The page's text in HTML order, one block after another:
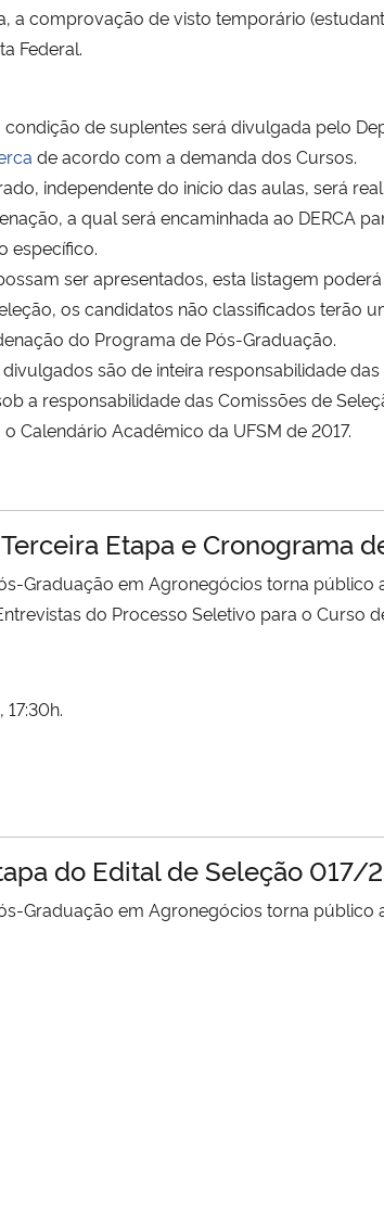
a comprovação de visto temporário
Federal.
de suplentes será divulgada pelo
de acordo com a demanda dos Cursos.
independente do início das aulas, será
a qual será encaminhada ao
específico.
ser apresentados, esta listagem
os candidatos não classificados
do Programa de Pós-Graduação.
são de inteira responsabilidade
a responsabilidade das Comissões de
Calendário Acadêmico da UFSM de 2017.
Etapa e Cronograma
Graduação em Agronegócios torna
do Processo Seletivo para o Curso
do Edital de Seleção 017/
Graduação em Agronegócios torna público